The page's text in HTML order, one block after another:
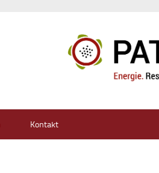
Kontakt